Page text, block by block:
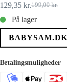
199,00kr.
Den
oprindelige
pris
var:
129,35 kr.Den
aktuelle
pris
er:
På lager
Betalingsmuligheder